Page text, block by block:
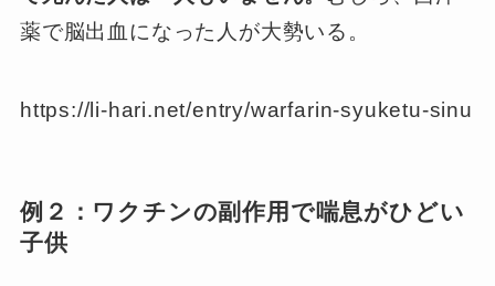
薬で脳出血になった人が大勢いる。
https://li-hari.net/entry/warfarin-syuketu-sinu
例２：ワクチンの副作用で喘息がひどい
子供